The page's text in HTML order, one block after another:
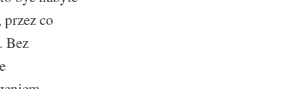
co
Bez